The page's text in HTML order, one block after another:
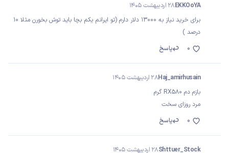
EKKOoYA28 اردیبهشت 1405
برای خرید نیاز به 13000 دلار دارم (تو ایرانم یکم بچا باید توش بخورن مثلا 10
درصد )
پاسخ
0
Haj_amirhusain28 اردیبهشت 1405
بازم دم RX580 گرم
مرد روزای سخت
پاسخ
0
Shttuer_Stock28 اردیبهشت 1405